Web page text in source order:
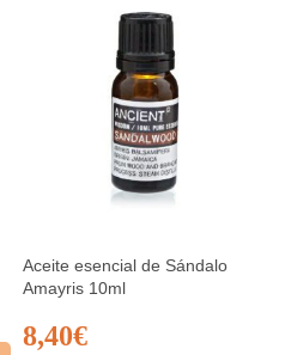
Aceite esencial de Sándalo
Amayris 10ml
8,40€